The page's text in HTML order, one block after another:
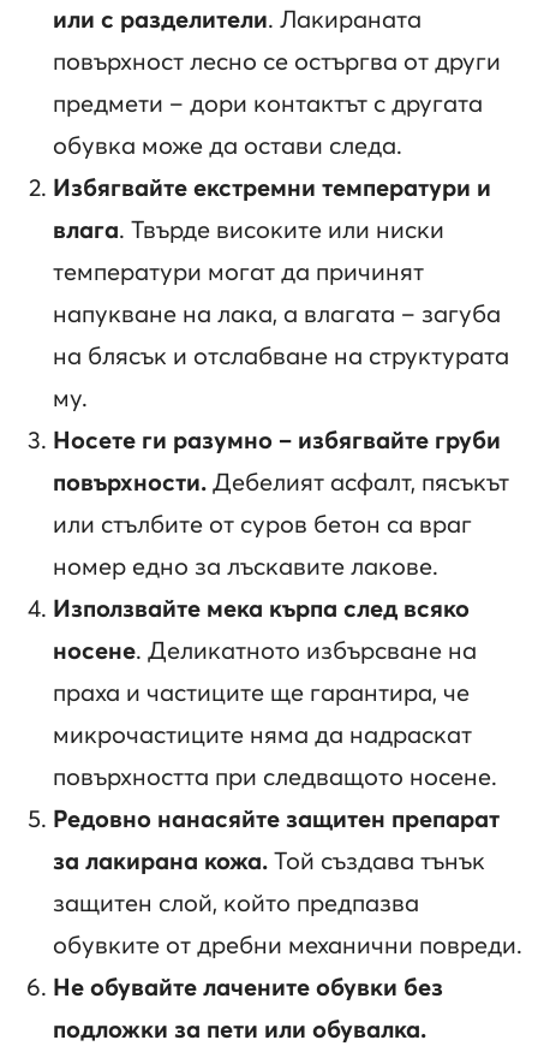
или с разделители. Лакираната
повърхност лесно се остъргва от други
предмети – дори контактът с другата
обувка може да остави следа.
Избягвайте екстремни температури и
влага. Твърде високите или ниски
температури могат да причинят
напукване на лака, а влагата – загуба
на блясък и отслабване на структурата
му.
Носете ги разумно – избягвайте груби
повърхности. Дебелият асфалт, пясъкът
или стълбите от суров бетон са враг
номер едно за лъскавите лакове.
Използвайте мека кърпа след всяко
носене. Деликатното избърсване на
праха и частиците ще гарантира, че
микрочастиците няма да надраскат
повърхността при следващото носене.
Редовно нанасяйте защитен препарат
за лакирана кожа. Той създава тънък
защитен слой, който предпазва
обувките от дребни механични повреди.
Не обувайте лачените обувки без
подложки за пети или обувалка.